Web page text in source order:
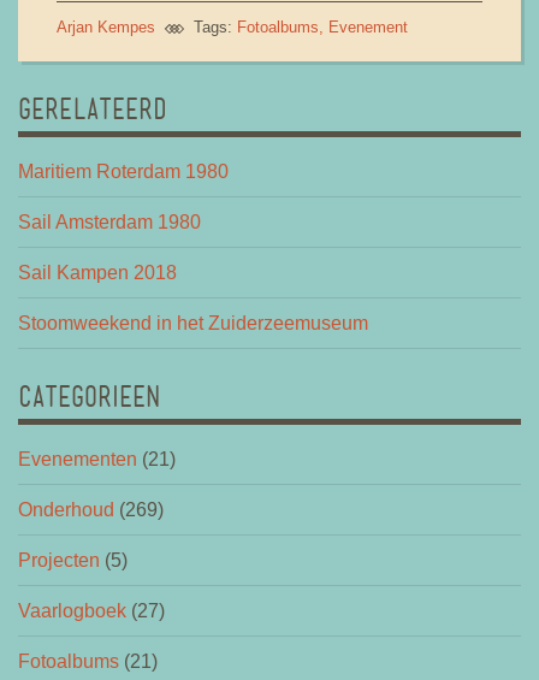
Arjan Kempes Tags: Fotoalbums Evenement
GERELATEERD
Maritiem Roterdam 1980
Sail Amsterdam 1980
Sail Kampen 2018
Stoomweekend in het Zuiderzeemuseum
CATEGORIEEN
Evenementen (21)
Onderhoud (269)
Projecten (5)
Vaarlogboek (27)
Fotoalbums (21)